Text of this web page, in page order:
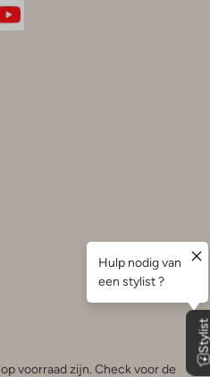
voorraad zijn. Check voor de